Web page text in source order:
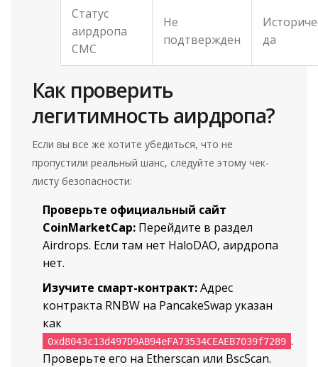
Статус
аирдропа
CMC
Не
подтвержден
да
Как проверить
легитимность аирдропа?
Если вы все же хотите убедиться, что не
пропустили реальный шанс, следуйте этому чек-
листу безопасности:
Проверьте официальный сайт
CoinMarketCap: Перейдите в раздел
Airdrops. Если там нет HaloDAO, аирдропа
нет.
Изучите смарт-контракт:Адрес
контракта RNBW на PancakeSwap указан
как
0xd8043c13d497D9AB94eFA73534CEAEB7039f7289 .
Проверьте его на Etherscan или BscScan.